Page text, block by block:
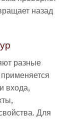
назад
разные
входа,
Для